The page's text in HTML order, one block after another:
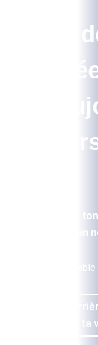
Envie
dès
le
Prêt à troquer
combinaison en
Deviens un
Lance ta
transforme ta